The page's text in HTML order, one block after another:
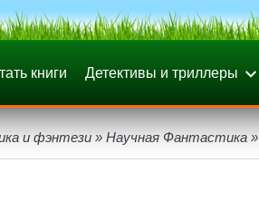
книги Детективы и триллеры
и фэнтези » Научная Фантастика